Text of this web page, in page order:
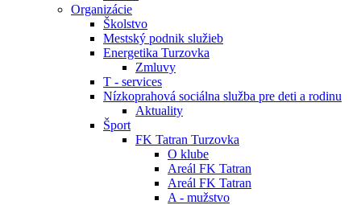
Organizácie
Školstvo
Mestský podnik služieb
Energetika Turzovka
Zmluvy
T - services
Nízkoprahová sociálna služba pre deti a rodinu
Aktuality
Šport
FK Tatran Turzovka
O klube
Areál FK Tatran
Areál FK Tatran
A - mužstvo